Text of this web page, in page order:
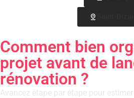
Comment bien
projet avant de
rénovation ?
Avancez étape par étape pour